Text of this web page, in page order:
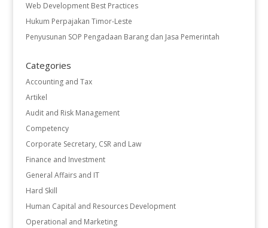
Web Development Best Practices
Hukum Perpajakan Timor-Leste
Penyusunan SOP Pengadaan Barang dan Jasa Pemerintah
Categories
Accounting and Tax
Artikel
Audit and Risk Management
Competency
Corporate Secretary, CSR and Law
Finance and Investment
General Affairs and IT
Hard Skill
Human Capital and Resources Development
Operational and Marketing